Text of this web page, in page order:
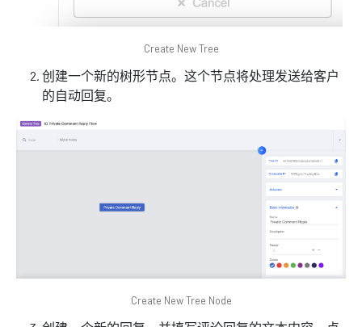
Create New Tree
创建一个新的树形节点。这个节点将处理发送给客户
的自动回复。
Create New Tree Node